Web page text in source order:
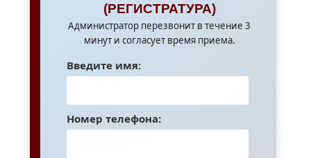
(РЕГИСТРАТУРА)
Администратор перезвонит в течение 3
минут и согласует время приема.
Введите имя:
Номер телефона: